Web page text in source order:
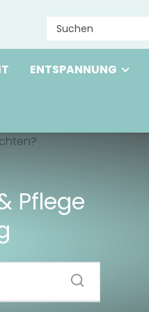
ENTSPANNUNG
Pflege